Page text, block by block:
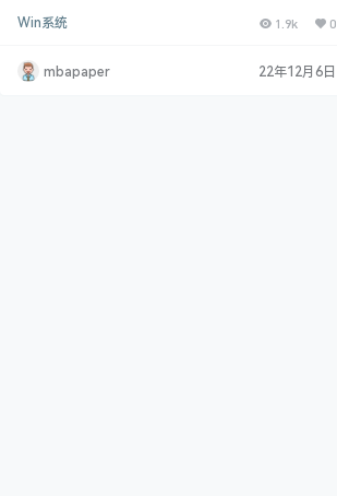
b家族的软件打不开了，需要升级更新下微软的运行库
最新支持的下载 最新受支持的 Visual C++ 可再发行程
序包下载 | Microsoft Learn isual C++ 可再发行程序
Win系统 1.9k 0
mbapaper 22年12月6日